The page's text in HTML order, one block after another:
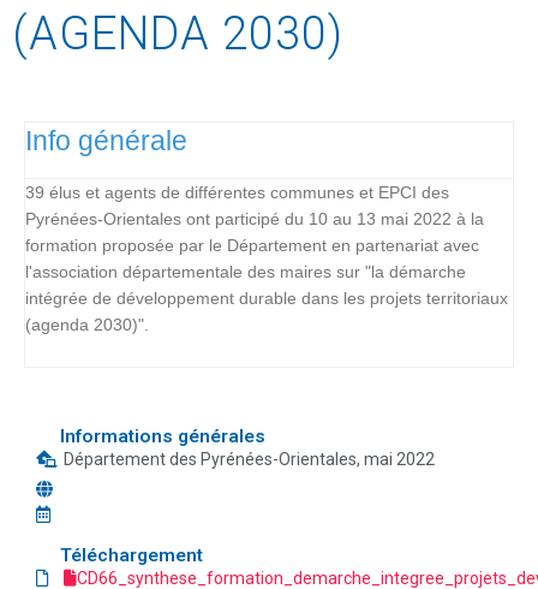
(AGENDA 2030)
Info générale
39 élus et agents de différentes communes et EPCI des
Pyrénées-Orientales ont participé du 10 au 13 mai 2022 à la
formation proposée par le Département en partenariat avec
l'association départementale des maires sur "la démarche
intégrée de développement durable dans les projets territoriaux
(agenda 2030)".
Informations générales
Département des Pyrénées-Orientales, mai 2022
Téléchargement